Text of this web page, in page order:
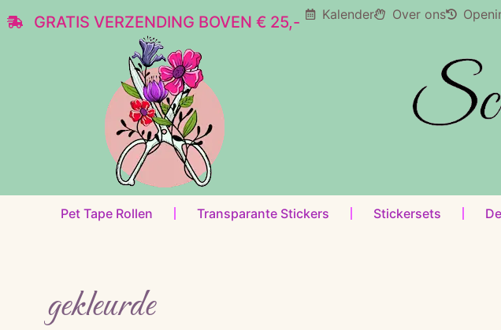
GRATIS VERZENDING BOVEN € 25,- Kalender Over ons
Pet Tape Rollen Transparante Stickers Stickersets
gekleurde